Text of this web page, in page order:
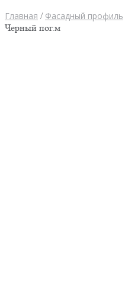
Главная / Фасадный профиль
Черный пог.м